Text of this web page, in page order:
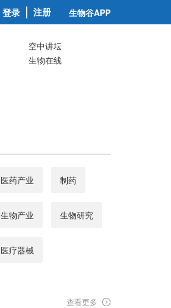
登录 注册 生物谷APP
空中讲坛
生物在线
医药产业 制药
生物产业 生物研究
医疗器械
查看更多